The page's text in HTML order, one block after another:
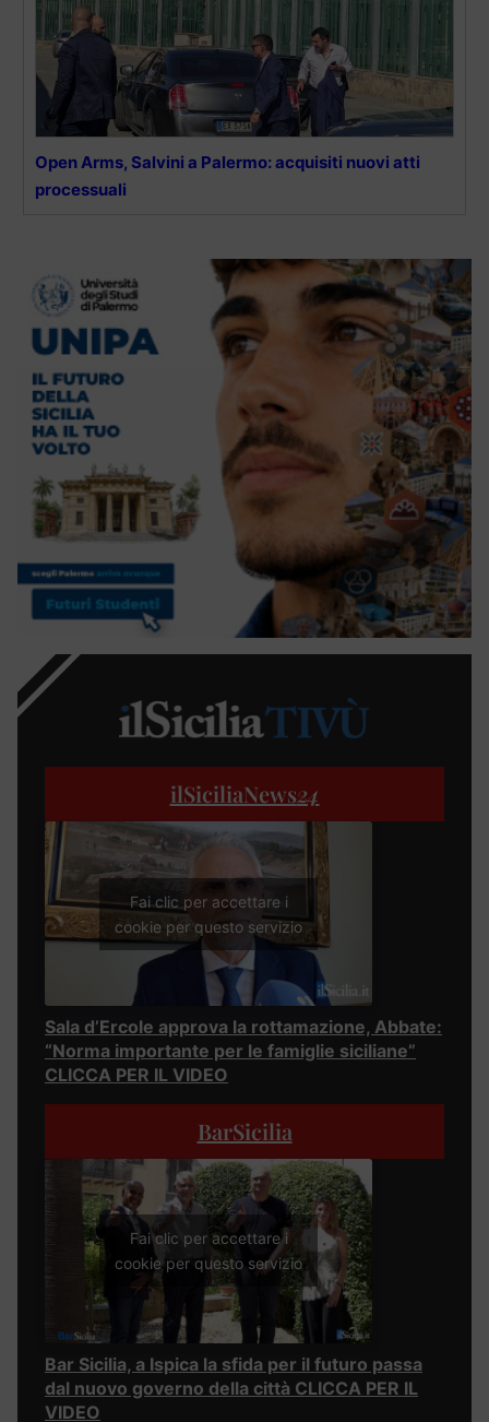
Open Arms, Salvini a Palermo: acquisiti nuovi atti
processuali
ilSiciliaNews24
Fai clic per accettare i
cookie per questo servizio
Sala d’Ercole approva la rottamazione, Abbate:
“Norma importante per le famiglie siciliane”
CLICCA PER IL VIDEO
BarSicilia
Fai clic per accettare i
cookie per questo servizio
Bar Sicilia, a Ispica la sfida per il futuro passa
dal nuovo governo della città CLICCA PER IL
VIDEO